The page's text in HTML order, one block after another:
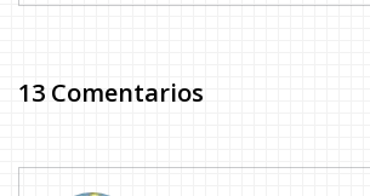
13 Comentarios